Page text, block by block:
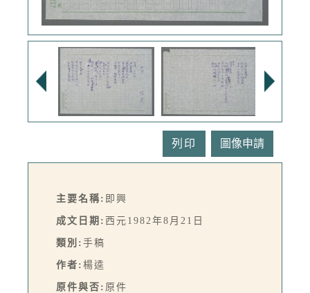
列印
主要名稱: 即興
成文日期: 西元1982年8月21日
類別: 手稿
作者: 楊逵
原件與否: 原件